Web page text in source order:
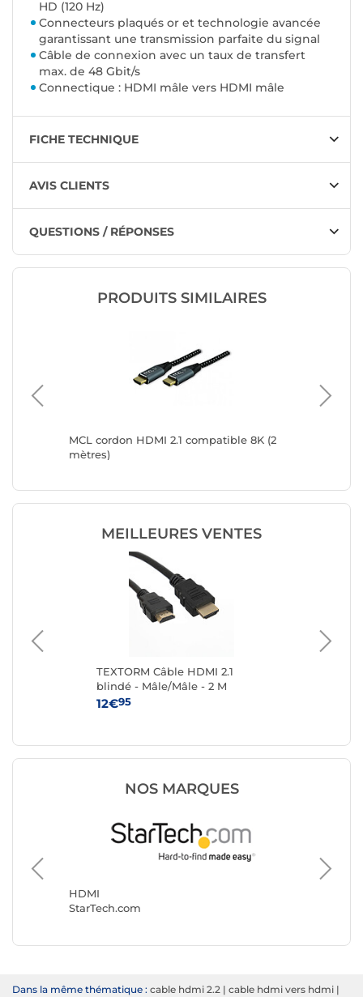
HD (120 Hz)
Connecteurs plaqués or et technologie avancée
garantissant une transmission parfaite du signal
Câble de connexion avec un taux de transfert
max. de 48 Gbit/s
Connectique : HDMI mâle vers HDMI mâle
FICHE TECHNIQUE
AVIS CLIENTS
QUESTIONS / RÉPONSES
PRODUITS SIMILAIRES
MCL cordon HDMI 2.1 compatible 8K (2
mètres)
MEILLEURES VENTES
TEXTORM Câble HDMI 2.1
blindé - Mâle/Mâle - 2 M
12€95
NOS MARQUES
HDMI
StarTech.com
HDMI
NEDIS
Dans la même thématique : cable hdmi 2.2 | cable hdmi vers hdmi |